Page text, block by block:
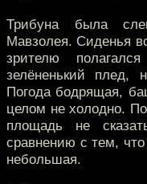
Трибуна была
Мавзолея. Сиденья
зрителю
зелёненький плед,
Погода бодрящая,
целом не холодно.
площадь не
сравнению с тем,
небольшая.